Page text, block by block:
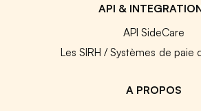
API &
API SideCare
Les SIRH / Systèmes de paie
A PROPOS